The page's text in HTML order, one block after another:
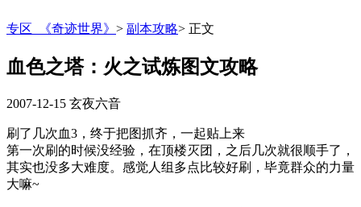
专区_《奇迹世界》 > 副本攻略> 正文
血色之塔：火之试炼图文攻略
2007-12-15 玄夜六音
刷了几次血3，终于把图抓齐，一起贴上来
第一次刷的时候没经验，在顶楼灭团，之后几次就很顺手了，
其实也没多大难度。感觉人组多点比较好刷，毕竟群众的力量
大嘛~